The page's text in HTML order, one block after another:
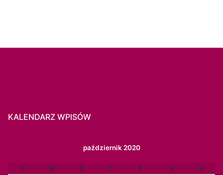
KALENDARZ WPISÓW
październik 2020
P W Ś C P S
N